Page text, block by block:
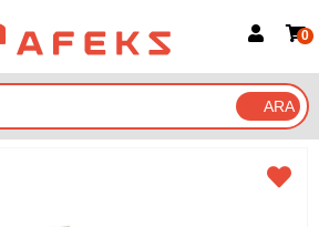
Google İle Bağlan
0